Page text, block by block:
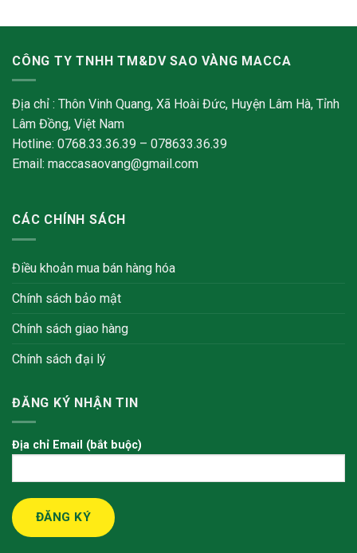
CÔNG TY TNHH TM&DV SAO VÀNG MACCA
Địa chỉ : Thôn Vinh Quang, Xã Hoài Đức, Huyện Lâm Hà, Tỉnh
Lâm Đồng, Việt Nam
Hotline: 0768.33.36.39 – 078633.36.39
Email: maccasaovang@gmail.com
CÁC CHÍNH SÁCH
Điều khoản mua bán hàng hóa
Chính sách bảo mật
Chính sách giao hàng
Chính sách đại lý
ĐĂNG KÝ NHẬN TIN
Địa chỉ Email (bắt buộc)